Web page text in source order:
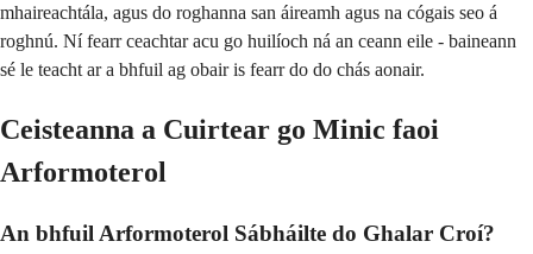
mhaireachtála, agus do roghanna san áireamh agus na cógais seo á
roghnú. Ní fearr ceachtar acu go huilíoch ná an ceann eile - baineann
sé le teacht ar a bhfuil ag obair is fearr do do chás aonair.
Ceisteanna a Cuirtear go Minic faoi
Arformoterol
An bhfuil Arformoterol Sábháilte do Ghalar Croí?